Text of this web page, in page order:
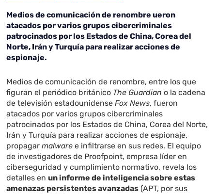
Medios de comunicación de renombre ueron
atacados por varios grupos cibercriminales
patrocinados por los Estados de China, Corea del
Norte, Irán y Turquía para realizar acciones de
espionaje.
Medios de comunicación de renombre, entre los que
figuran el periódico británico The Guardian o la cadena
de televisión estadounidenseFox News, fueron
atacados por varios grupos cibercriminales
patrocinados por los Estados de China, Corea del Norte,
Irán y Turquía para realizar acciones de espionaje,
propagarmalware e infiltrarse en sus redes. El equipo
de investigadores de Proofpoint, empresa líder en
ciberseguridad y cumplimiento normativo, revela los
detalles enun informe de inteligencia sobre estas
amenazas persistentes avanzadas (APT, por sus